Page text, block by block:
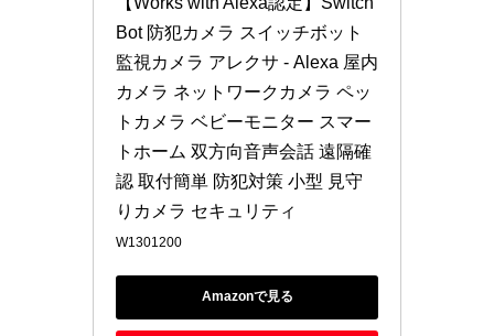
Bot 防犯カメラ スイッチボット
監視カメラ アレクサ - Alexa 屋内
カメラ ネットワークカメラ ペッ
トカメラ ベビーモニター スマー
トホーム 双方向音声会話 遠隔確
認 取付簡単 防犯対策 小型 見守
りカメラ セキュリティ
W1301200
Amazonで見る